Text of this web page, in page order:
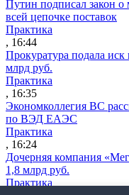
Путин подписал закон
всей цепочке поставок
Практика
, 16:44
Прокуратура подала
млрд руб.
Практика
, 16:35
Экономколлегия ВС
по ВЭД ЕАЭС
Практика
, 16:24
Дочерняя компания
1,8 млрд руб.
Практика